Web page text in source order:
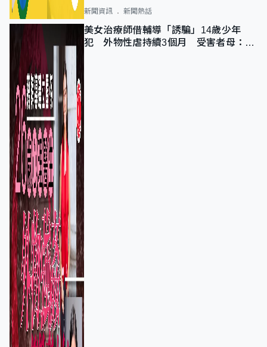
新聞資訊 新聞熱話
美女治療師借輔導「誘騙」14歲少年
犯 外物性虐持續3個月 受害者母：要